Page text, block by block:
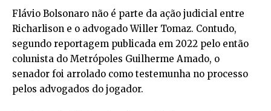
Flávio Bolsonaro não é parte da ação judicial entre
Richarlison e o advogado Willer Tomaz. Contudo,
segundo reportagem publicada em 2022 pelo então
colunista do Metrópoles Guilherme Amado, o
senador foi arrolado como testemunha no processo
pelos advogados do jogador.